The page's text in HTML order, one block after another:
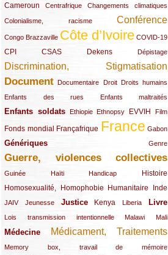
Cameroun
(47/289) Centrafrique
(23/289) Changements climatiques
(10/289)
Colonialisme, racisme
(19/289) Conférence
(118/289)
Congo Brazzaville
(24/289) Côte d’Ivoire
(263/289) COVID-19
(13/289)
CPI
(48/289) CSAS
(32/289) Dekens
(29/289) Dépistage
(19/289)
Discrimination, Stigmatisation
(131/289)
Document
(145/289) Documentaire
(9/289) Droit
(20/289) Droits humains
(22/289)
Enfants des rues
(21/289) Enfants maltraités
(10/289)
Enfants soldats
(68/289) Ethiopie
(12/289) Ethnopsy
(15/289) EVVIH
(55/289) Film
(22/289)
Fonds mondial
(48/289) Françafrique
(39/289) France
(289/289) Gabon
(12/289)
Génériques
(59/289) Genre
(22/289)
Guerre, violences collectives
(149/289)
Guinée
(12/289) Haïti
(15/289) Handicap
(10/289) Histoire
(49/289)
Homosexualité, Homophobie
(44/289) Humanitaire
(47/289) Inde
(34/289)
JAIV
(10/289)Jeunesse
(21/289) Justice
(65/289) Kenya
(35/289) Liberia
(25/289) Livre
(62/289)
Lois transmission intentionnelle
(24/289) Malawi
(11/289) Mali
(21/289)
Médecine
(62/289) Médicament, Traitements
(142/289)
Memory box, travail de mémoire
(11/289)